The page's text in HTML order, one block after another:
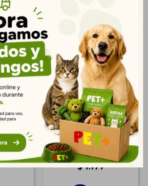
te pueden interesar
Bandeja Sanitaria con
Marco Naranja
$ 1.177